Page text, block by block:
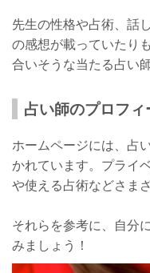
先生の性格や占術、話
の感想が載っていたり
合いそうな当たる占い
占い師のプロフィ
ホームページには、占
かれています。プライ
や使える占術などさま
それらを参考に、自分
みましょう！